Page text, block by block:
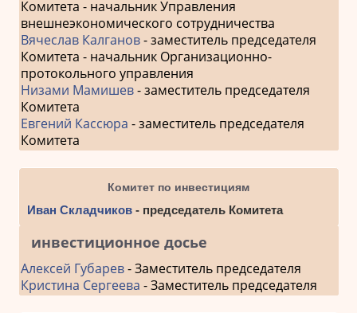
Комитета - начальник Управления
внешнеэкономического сотрудничества
Вячеслав Калганов- заместитель председателя
Комитета - начальник Организационно-
протокольного управления
Низами Мамишев- заместитель председателя
Комитета
Евгений Кассюра - заместитель председателя
Комитета
Комитет по инвестициям
Иван Складчиков- председатель Комитета
инвестиционное досье
Алексей Губарев- Заместитель председателя
Кристина Сергеева - Заместитель председателя